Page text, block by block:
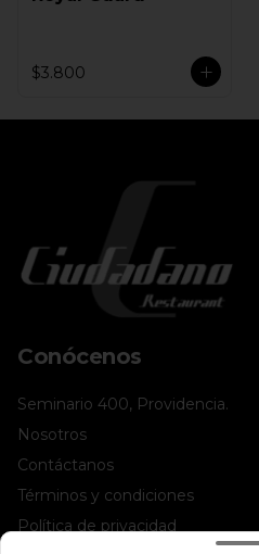
$3.800
Conócenos
Seminario 400, Providencia.
Nosotros
Contáctanos
Términos y condiciones
Política de privacidad